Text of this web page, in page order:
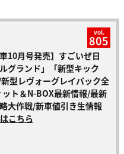
vol.
805
10月号発売】すごいぜ日
グランド」「新型キック
型レヴォーグレイバック全
ト＆N-BOX最新情報/最新
大作戦/新車値引き生情報
こちら